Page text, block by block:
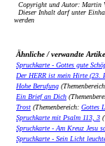
Copyright und Autor: Martin
Dieser Inhalt darf unter
werden
Ähnliche / verwandte
Spruchkarte - Gottes gute
Der HERR ist mein Hirte (23.
Hohe Berufung
Ein Brief an Dich
Trost (Themenbereich: Gottes
Spruchkarte mit Psalm 113, 3
Spruchkarte - Am Kreuz Jesu
Spruchkarte - Sein Licht